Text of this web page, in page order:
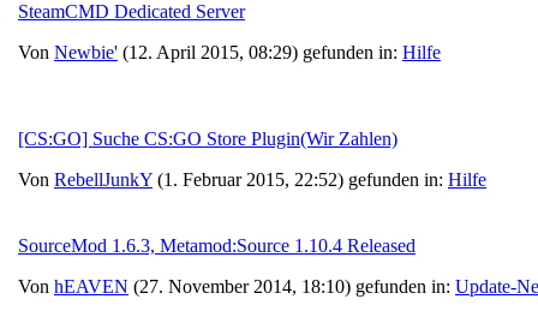
SteamCMD Dedicated Server
Von Newbie' (12. April 2015, 08:29) gefunden in: Hilfe
[CS:GO] Suche CS:GO Store Plugin(Wir Zahlen)
Von RebellJunkY (1. Februar 2015, 22:52) gefunden in: Hilfe
SourceMod 1.6.3, Metamod:Source 1.10.4 Released
Von hEAVEN (27. November 2014, 18:10) gefunden in: Update-